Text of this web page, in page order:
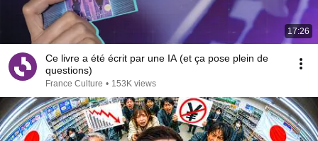
17:26
Ce livre a été écrit par une IA (et ça pose plein de
questions)
France Culture • 153K views